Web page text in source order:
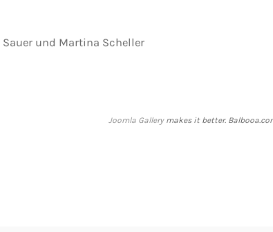
Sauer und Martina Scheller
Joomla Gallerymakes it better.